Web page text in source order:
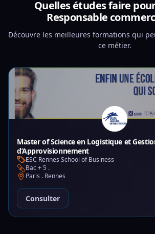
Quelles études faire
Responsable
Découvre les meilleures formations qui
ce métier.
Master of Science en Logistique et
d’Approvisionnement
ESC Rennes School of Business
Bac + 5 .
Paris . Rennes
Consulter